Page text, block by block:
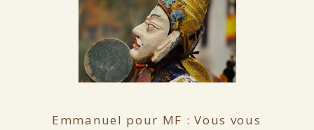
Emmanuel pour MF : Vous vous